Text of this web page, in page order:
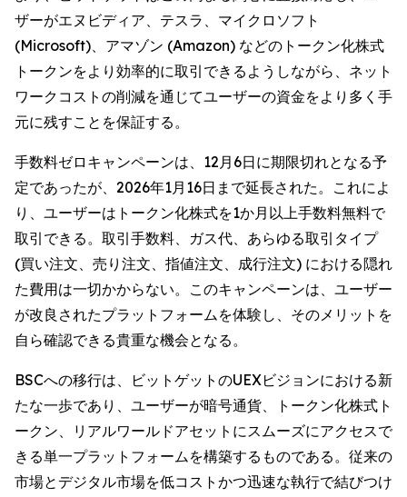
ザーがエヌビディア、テスラ、マイクロソフト
(Microsoft)、アマゾン (Amazon) などのトークン化株式
トークンをより効率的に取引できるようしながら、ネット
ワークコストの削減を通じてユーザーの資金をより多く手
元に残すことを保証する。
手数料ゼロキャンペーンは、12月6日に期限切れとなる予
定であったが、2026年1月16日まで延長された。これによ
り、ユーザーはトークン化株式を1か月以上手数料無料で
取引できる。取引手数料、ガス代、あらゆる取引タイプ
(買い注文、売り注文、指値注文、成行注文) における隠れ
た費用は一切かからない。このキャンペーンは、ユーザー
が改良されたプラットフォームを体験し、そのメリットを
自ら確認できる貴重な機会となる。
BSCへの移行は、ビットゲットのUEXビジョンにおける新
たな一歩であり、ユーザーが暗号通貨、トークン化株式ト
ークン、リアルワールドアセットにスムーズにアクセスで
きる単一プラットフォームを構築するものである。従来の
市場とデジタル市場を低コストかつ迅速な執行で結びつけ